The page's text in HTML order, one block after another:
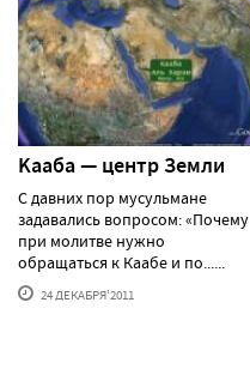
Kааба — центр Земли
С давних пор мусульмане
задавались вопросом: «Почему
при молитве нужно
обращаться к Каабе и по......
24 ДЕКАБРЯ'2011